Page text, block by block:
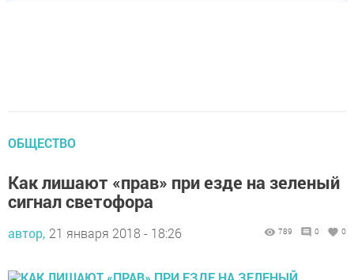
ОБЩЕСТВО
Как лишают «прав» при езде на зеленый
сигнал светофора
автор, 21 января 2018 - 18:26 789 0 0